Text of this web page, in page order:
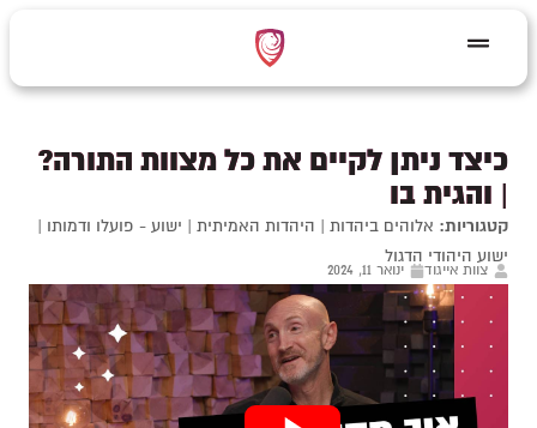
כיצד ניתן לקיים את כל מצוות התורה?
| והגית בו
קטגוריות: אלוהים ביהדות | היהדות האמיתית | ישוע - פועלו ודמותו |
ישוע היהודי הדגול
צוות אייגוד ינואר 11, 2024